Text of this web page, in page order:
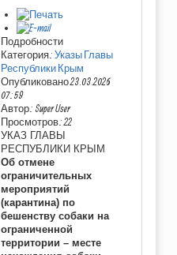
Подробности
Категория: Указы Главы
Республики Крым
Опубликовано 23.03.2026
07:59
Автор: Super User
Просмотров: 22
УКАЗ ГЛАВЫ
РЕСПУБЛИКИ КРЫМ
Об отмене
ограничительных
мероприятий
(карантина) по
бешенству собаки на
ограниченной
территории – месте